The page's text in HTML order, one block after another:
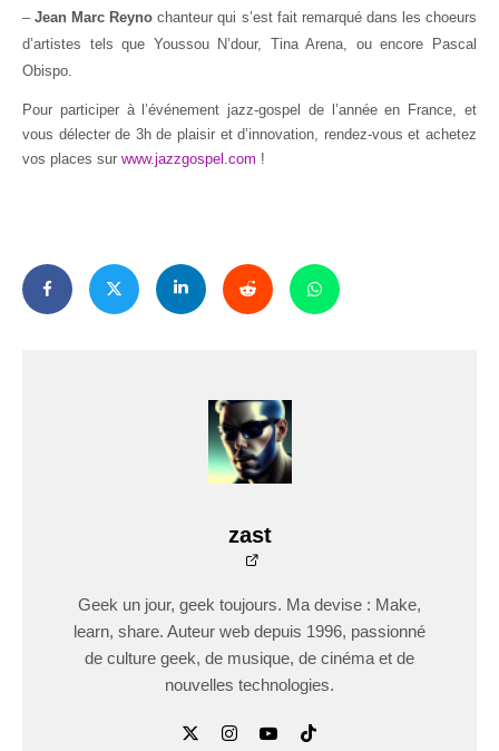
–Jean Marc Reyno chanteur qui s’est fait remarqué dans les choeurs
d’artistes tels que Youssou N’dour, Tina Arena, ou encore Pascal
Obispo.
Pour participer à l’événement jazz-gospel de l’année en France, et
vous délecter de 3h de plaisir et d’innovation, rendez-vous et achetez
vos places sur www.jazzgospel.com !
zast
Geek un jour, geek toujours. Ma devise : Make,
learn, share. Auteur web depuis 1996, passionné
de culture geek, de musique, de cinéma et de
nouvelles technologies.